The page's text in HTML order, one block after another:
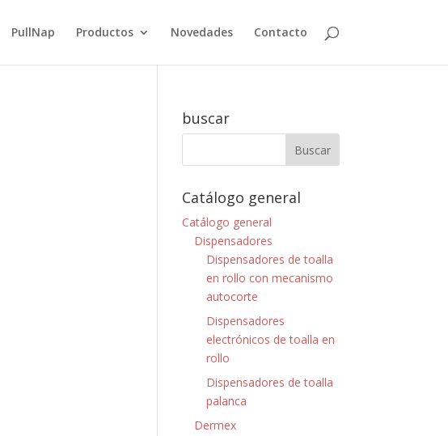
PullNap Productos Novedades Contacto
buscar
Catálogo general
Catálogo general
Dispensadores
Dispensadores de toalla
en rollo con mecanismo
autocorte
Dispensadores
electrónicos de toalla en
rollo
Dispensadores de toalla
palanca
Dermex